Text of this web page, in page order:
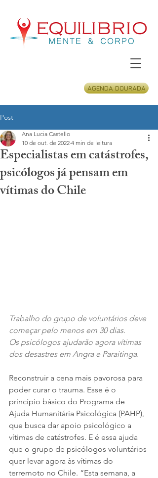
AGENDA DOURADA
Post
Especialistas em catástrofes,
psicólogos já pensam em
vítimas do Chile
Ana Lucia Castello
10 de out. de 2022 4 min de leitura
Trabalho do grupo de voluntários deve
começar pelo menos em 30 dias.
Os psicólogos ajudarão agora vítimas
dos desastres em Angra e Paraitinga.
Reconstruir a cena mais pavorosa para
poder curar o trauma. Esse é o
princípio básico do Programa de
Ajuda Humanitária Psicológica (PAHP),
que busca dar apoio psicológico a
vítimas de catástrofes. E é essa ajuda
que o grupo de psicólogos voluntários
quer levar agora às vítimas do
terremoto no Chile. “Esta semana, a